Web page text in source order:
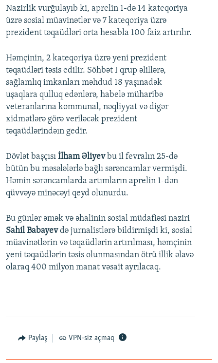
Nazirlik vurğulayıb ki, aprelin 1-də 14 kateqoriya
üzrə sosial müavinətlər və 7 kateqoriya üzrə
prezident təqaüdləri orta hesabla 100 faiz artırılır.
Həmçinin, 2 kateqoriya üzrə yeni prezident
təqaüdləri təsis edilir. Söhbət I qrup əlillərə,
sağlamlıq imkanları məhdud 18 yaşınadək
uşaqlara qulluq edənlərə, habelə müharibə
veteranlarına kommunal, nəqliyyat və digər
xidmətlərə görə veriləcək prezident
təqaüdlərindəın gedir.
Dövlət başçısı İlham Əliyevbu il fevralın 25-də
bütün bu məsələlərlə bağlı sərəncamlar vermişdi.
Həmin sərəncamlarda artımların aprelin 1-dən
qüvvəyə minəcəyi qeyd olunurdu.
Bu günlər əmək və əhalinin sosial müdafiəsi naziri
Sahil Babayevdə jurnalistlərə bildirmişdi ki, sosial
müavinətlərin və təqaüdlərin artırılması, həmçinin
yeni təqaüdlərin təsis olunmasından ötrü illik əlavə
olaraq 400 milyon manat vəsait ayrılacaq.
Paylaş VPN-siz açmaq